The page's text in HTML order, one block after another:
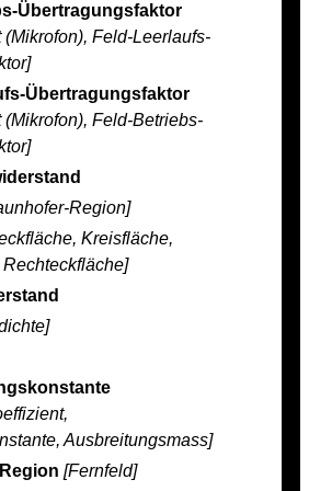
Übertragungsfaktor
Feld-Leerlaufs-
Übertragungsfaktor
Feld-Betriebs-
Region]
Kreisfläche,
Ausbreitungsmass]
[Fernfeld]